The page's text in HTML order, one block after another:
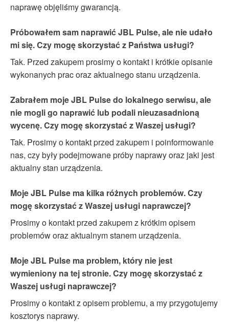
naprawę objęliśmy gwarancją.
Próbowałem sam naprawić JBL Pulse, ale nie udało
mi się. Czy mogę skorzystać z Państwa usługi?
Tak. Przed zakupem prosimy o kontakt i krótkie opisanie
wykonanych prac oraz aktualnego stanu urządzenia.
Zabrałem moje JBL Pulse do lokalnego serwisu, ale
nie mogli go naprawić lub podali nieuzasadnioną
wycenę. Czy mogę skorzystać z Waszej usługi?
Tak. Prosimy o kontakt przed zakupem i poinformowanie
nas, czy były podejmowane próby naprawy oraz jaki jest
aktualny stan urządzenia.
Moje JBL Pulse ma kilka różnych problemów. Czy
mogę skorzystać z Waszej usługi naprawczej?
Prosimy o kontakt przed zakupem z krótkim opisem
problemów oraz aktualnym stanem urządzenia.
Moje JBL Pulse ma problem, który nie jest
wymieniony na tej stronie. Czy mogę skorzystać z
Waszej usługi naprawczej?
Prosimy o kontakt z opisem problemu, a my przygotujemy
kosztorys naprawy.